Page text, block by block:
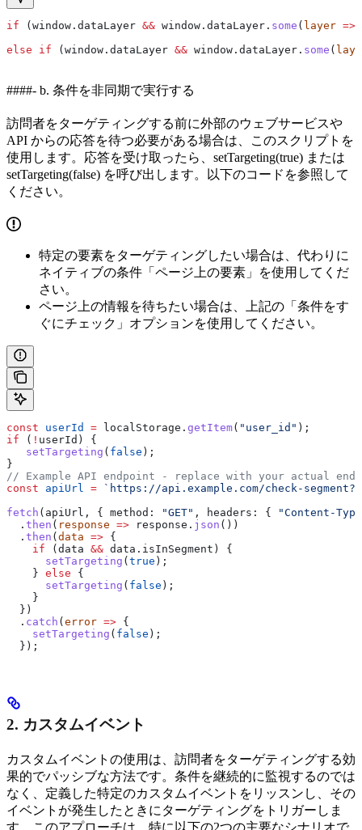
if ( window . dataLayer && window . dataLayer . some ( layer =>
else if ( window . dataLayer && window . dataLayer . some (
####- b. 条件を非同期で実行する
訪問者をターゲティングする前に外部のウェブサービスや
API からの応答を待つ必要がある場合は、このスクリプトを
使用します。応答を受け取ったら、setTargeting(true) または
setTargeting(false) を呼び出します。以下のコードを参照して
ください。
特定の要素をターゲティングしたい場合は、代わりに
ネイティブの条件「ページ上の要素」を使用してくだ
さい。
ページ上の情報を待ちたい場合は、上記の「条件をす
ぐにチェック」オプションを使用してください。
const userId = localStorage . getItem( "user_id" );
if ( ! userId ) {
   setTargeting
( false );
}
// Example API endpoint - replace with your actual
const apiUrl = `https://api.example.com/check-
fetch ( apiUrl , { method: "GET" , headers: {
"Content-
  .
then ( response => response . json ())
  .
then ( data => {
    if
( data && data . isInSegment ) {
      setTargeting
( true );
    }
else {
      setTargeting
( false );
    }
  })
  .
catch ( error => {
    setTargeting
( false );
  });
2. カスタムイベント
カスタムイベントの使用は、訪問者をターゲティングする効
果的でパッシブな方法です。条件を継続的に監視するのでは
なく、定義した特定のカスタムイベントをリッスンし、その
イベントが発生したときにターゲティングをトリガーしま
す。このアプローチは、特に以下の2つの主要なシナリオで